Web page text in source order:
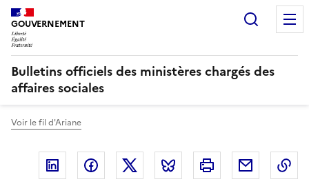
Panneau de gestion des cookies
GOUVERNEMENT
Bulletins officiels des ministères chargés des
affaires sociales
Voir le fil d'Ariane
Linkedin FacebookTwitter Bluesky Imprimer Courriel